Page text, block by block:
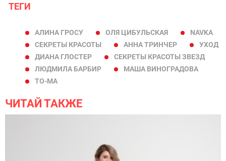
ТЕГИ
АЛИНА ГРОСУ ОЛЯ ЦИБУЛЬСКАЯ
NAVKA
СЕКРЕТЫ КРАСОТЫ
АННА ТРИНЧЕР
УХОД
ДИАНА ГЛОСТЕР
СЕКРЕТЫ КРАСОТЫ ЗВЕЗД
ЛЮДМИЛА БАРБИР
МАША ВИНОГРАДОВА
TO-MA
ЧИТАЙ ТАКЖЕ